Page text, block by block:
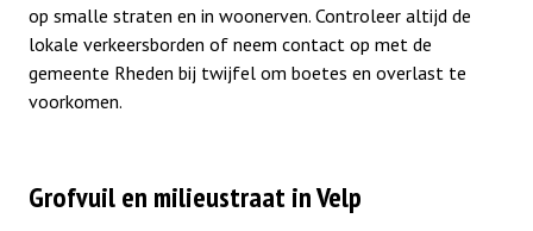
op smalle straten en in woonerven. Controleer altijd de
lokale verkeersborden of neem contact op met de
gemeente Rheden bij twijfel om boetes en overlast te
voorkomen.
Grofvuil en milieustraat in Velp